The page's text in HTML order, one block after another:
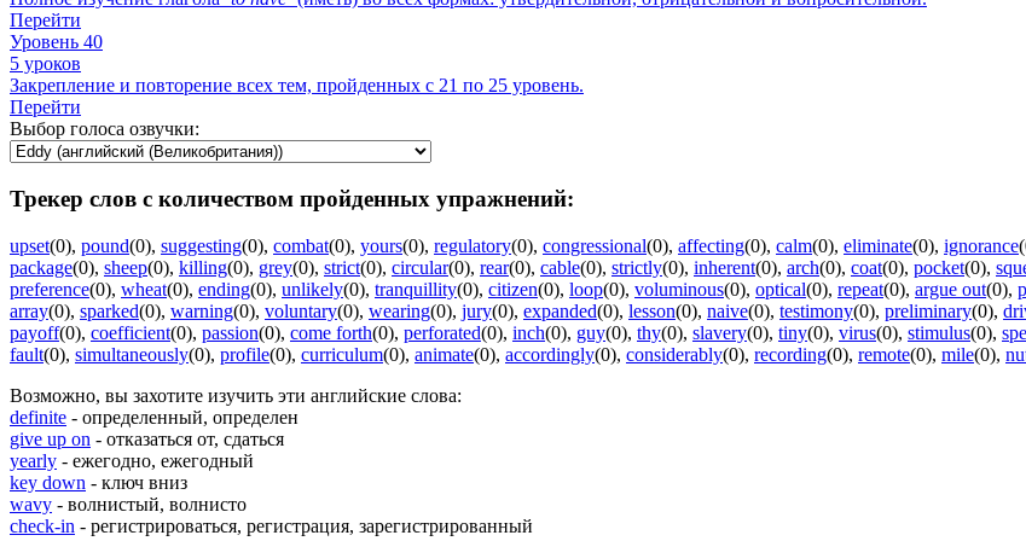
Перейти
Уровень 40
5 уроков
Закрепление и повторение всех тем, пройденных с 21 по 25 уровень.
Перейти
Выбор голоса озвучки:
Трекер слов с количеством пройденных упражнений:
upset(0), pound(0), suggesting(0), combat(0), yours(0), regulatory(0), congressional(0), affecting(0), calm(0), eliminate(0), ignorance
package(0), sheep(0), killing(0), grey(0), strict(0), circular(0), rear(0), cable(0), strictly(0), inherent(0), arch(0), coat(0), pocket(0),
preference(0), wheat(0), ending(0), unlikely(0), tranquillity(0), citizen(0), loop(0), voluminous(0), optical(0), repeat(0), argue out(0),
array(0), sparked(0), warning(0), voluntary(0), wearing(0), jury(0), expanded(0), lesson(0), naive(0), testimony(0), preliminary(0),
payoff(0), coefficient(0), passion(0), come forth(0), perforated(0), inch(0), guy(0), thy(0), slavery(0), tiny(0), virus(0), stimulus(0),
fault(0), simultaneously(0), profile(0), curriculum(0), animate(0), accordingly(0), considerably(0), recording(0), remote(0), mile(0),
Возможно, вы захотите изучить эти английские слова:
definite - определенный, определен
give up on - отказаться от, сдаться
yearly - ежегодно, ежегодный
key down - ключ вниз
wavy - волнистый, волнисто
check-in - регистрироваться, регистрация, зарегистрированный